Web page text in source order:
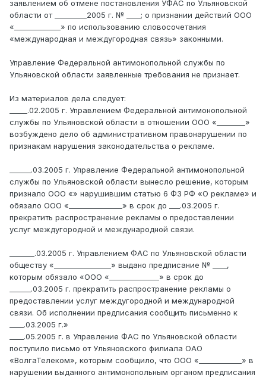
заявлением об отмене постановления УФАС по Ульяновской
области от _________2005 г. № ____; о признании действий ООО
«_____________» по использованию словосочетания
«международная и междугородная связь» законными.
Управление Федеральной антимонопольной службы по
Ульяновской области заявленные требования не признает.
Из материалов дела следует:
_____.02.2005 г. Управлением Федеральной антимонопольной
службы по Ульяновской области в отношении ООО «________»
возбуждено дело об административном правонарушении по
признакам нарушения законодательства о рекламе.
______.03.2005 г. Управление Федеральной антимонопольной
службы по Ульяновской области вынесло решение, которым
признало ООО «» нарушившим статью 6 ФЗ РФ «О рекламе» и
обязало ООО «_______________» в срок до ___.03.2005 г.
прекратить распространение рекламы о предоставлении
услуг междугородной и международной связи.
_______.03.2005 г. Управлением ФАС по Ульяновской области
обществу «________________» выдано предписание № ____,
которым обязало «ООО «______________» в срок до
______.03.2005 г. прекратить распространение рекламы о
предоставлении услуг междугородной и международной
связи. Об исполнении предписания сообщить письменно к
____.03.2005 г.»
____.05.2005 г. в Управление ФАС по Ульяновской области
поступило письмо от Ульяновского филиала ОАО
«ВолгаТелеком», которым сообщило, что ООО «____________» в
нарушении выданного антимонопольным органом предписания